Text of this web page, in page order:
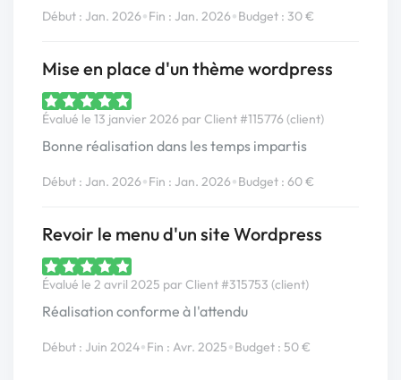
Début : Jan. 2026•Fin : Jan. 2026•Budget : 30 €
Mise en place d'un thème wordpress
Évalué le 13 janvier 2026 par Client #115776 (client)
Bonne réalisation dans les temps impartis
Début : Jan. 2026•Fin : Jan. 2026•Budget : 60 €
Revoir le menu d'un site Wordpress
Évalué le 2 avril 2025 par Client #315753 (client)
Réalisation conforme à l'attendu
Début : Juin 2024•Fin : Avr. 2025•Budget : 50 €